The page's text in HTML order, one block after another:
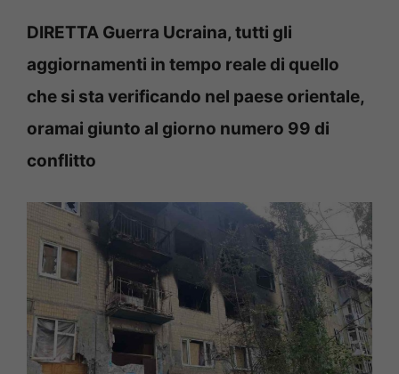
DIRETTA Guerra Ucraina, tutti gli
aggiornamenti in tempo reale di quello
che si sta verificando nel paese orientale,
oramai giunto al giorno numero 99 di
conflitto